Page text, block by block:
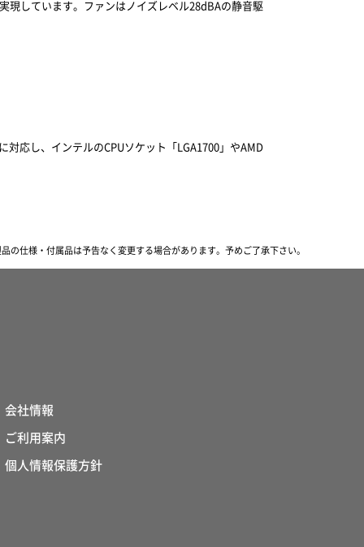
現しています。ファンはノイズレベル28dBAの静音駆
応し、インテルのCPUソケット「LGA1700」やAMD
の仕様・付属品は予告なく変更する場合があります。 予めご了承下さい。
会社情報
ご利用案内
個人情報保護方針